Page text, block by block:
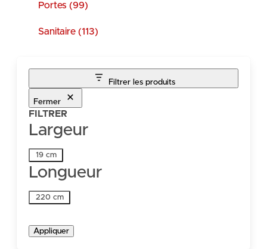
Portes (99)
Sanitaire (113)
Filtrer les produits
Fermer
FILTRER
Largeur
Largeur
19 cm
Longueur
Longueur
220 cm
Appliquer